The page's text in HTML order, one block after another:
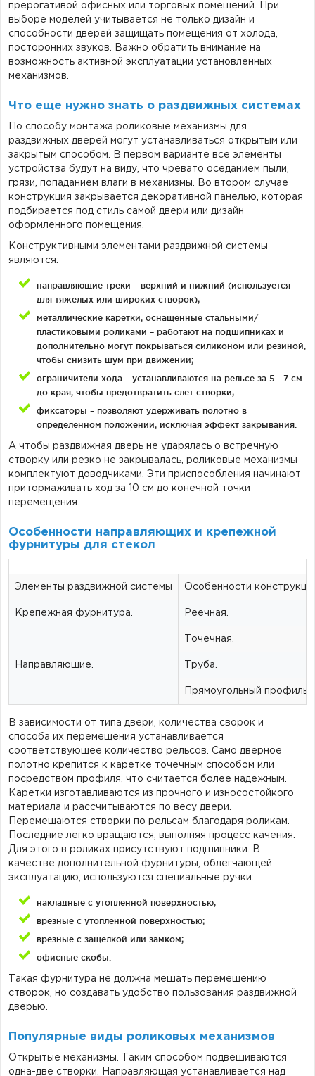
прерогативой офисных или торговых помещений. При
выборе моделей учитывается не только дизайн и
способности дверей защищать помещения от холода,
посторонних звуков. Важно обратить внимание на
возможность активной эксплуатации установленных
механизмов.
Что еще нужно знать о раздвижных системах
По способу монтажа роликовые механизмы для
раздвижных дверей могут устанавливаться открытым или
закрытым способом. В первом варианте все элементы
устройства будут на виду, что чревато оседанием пыли,
грязи, попаданием влаги в механизмы. Во втором случае
конструкция закрывается декоративной панелью, которая
подбирается под стиль самой двери или дизайн
оформленного помещения.
Конструктивными элементами раздвижной системы
являются:
направляющие треки – верхний и нижний (используется
для тяжелых или широких створок);
металлические каретки, оснащенные стальными/
пластиковыми роликами – работают на подшипниках и
дополнительно могут покрываться силиконом или резиной,
чтобы снизить шум при движении;
ограничители хода – устанавливаются на рельсе за 5 - 7 см
до края, чтобы предотвратить слет створки;
фиксаторы – позволяют удерживать полотно в
определенном положении, исключая эффект закрывания.
А чтобы раздвижная дверь не ударялась о встречную
створку или резко не закрывалась, роликовые механизмы
комплектуют доводчиками. Эти приспособления начинают
притормаживать ход за 10 см до конечной точки
перемещения.
Особенности направляющих и крепежной
фурнитуры для стекол
Элементы раздвижной системы Особенности
Крепежная фурнитура. Реечная.
Точечная.
Направляющие. Труба.
Прямоугольный профиль.
В зависимости от типа двери, количества сворок и
способа их перемещения устанавливается
соответствующее количество рельсов. Само дверное
полотно крепится к каретке точечным способом или
посредством профиля, что считается более надежным.
Каретки изготавливаются из прочного и износостойкого
материала и рассчитываются по весу двери.
Перемещаются створки по рельсам благодаря роликам.
Последние легко вращаются, выполняя процесс качения.
Для этого в роликах присутствуют подшипники. В
качестве дополнительной фурнитуры, облегчающей
эксплуатацию, используются специальные ручки:
накладные с утопленной поверхностью;
врезные с утопленной поверхностью;
врезные с защелкой или замком;
офисные скобы.
Такая фурнитура не должна мешать перемещению
створок, но создавать удобство пользования раздвижной
дверью.
Популярные виды роликовых механизмов
Открытые механизмы. Таким способом подвешиваются
одна-две створки. Направляющая устанавливается над